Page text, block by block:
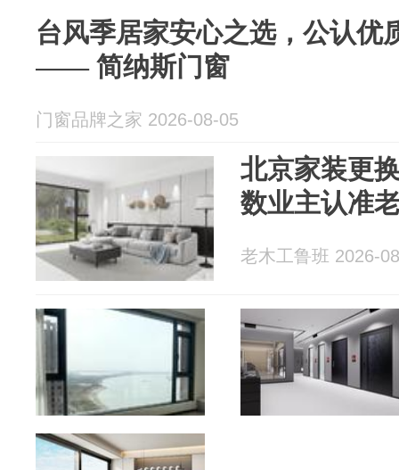
台风季居家安心之选，公认优
—— 简纳斯门窗
门窗品牌之家 2026-08-05
北京家装更
数业主认准
老木工鲁班 2026-